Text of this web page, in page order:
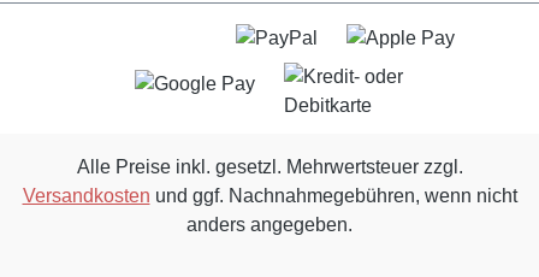
Alle Preise inkl. gesetzl. Mehrwertsteuer zzgl.
Versandkosten und ggf. Nachnahmegebühren, wenn nicht
anders angegeben.
Animationen stoppen Überschriften hervorheben